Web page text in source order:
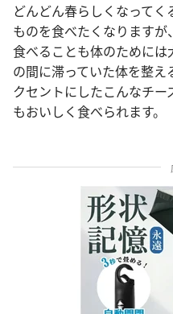
どんどん春らしくなって
ものを食べたくなります
食べることも体のために
の間に滞っていた体を整
クセントにしたこんなチ
もおいしく食べられます。